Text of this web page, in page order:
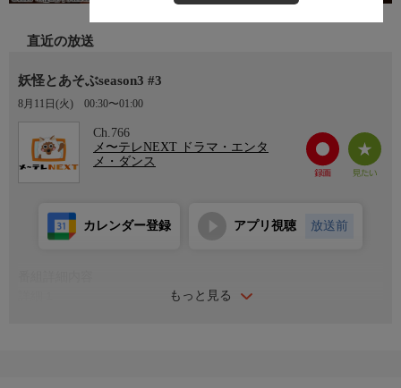
直近の放送
妖怪とあそぶseason3 #3
8月11日(火) 00:30〜01:00
Ch.766
メ〜テレNEXT ドラマ・エンタ
メ・ダンス
もっと見る
カレンダー登録 アプリ視聴 放送前